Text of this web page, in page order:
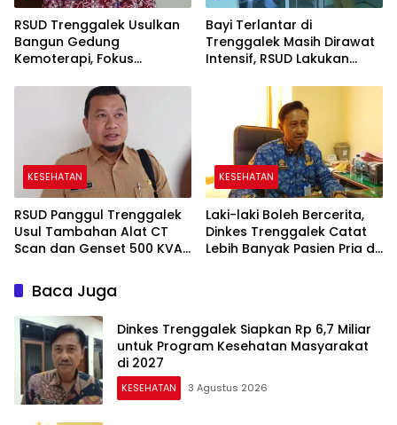
RSUD Trenggalek Usulkan
Bangun Gedung
Kemoterapi, Fokus
Bayi Terlantar di
Trenggalek Masih Dirawat
Intensif, RSUD Lakukan
KESEHATAN
RSUD Panggul Trenggalek
Usul Tambahan Alat CT
Scan dan Genset 500 KVA
KESEHATAN
Laki-laki Boleh Bercerita,
Dinkes Trenggalek Catat
Lebih Banyak Pasien Pria di
Baca Juga
Dinkes Trenggalek Siapkan Rp 6,7 Miliar
untuk Program Kesehatan Masyarakat
di 2027
KESEHATAN 3 Agustus 2026